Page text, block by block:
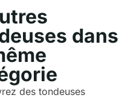
dans
des tondeuses